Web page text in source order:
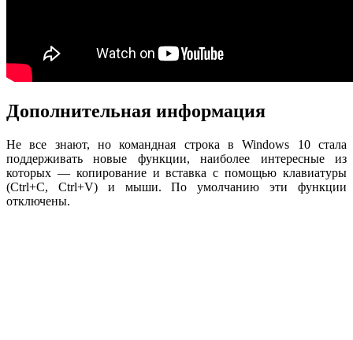
Дополнительная информация
Не все знают, но командная строка в Windows 10 стала
поддерживать новые функции, наиболее интересные из
которых — копирование и вставка с помощью клавиатуры
(Ctrl+C, Ctrl+V) и мыши. По умолчанию эти функции
отключены.